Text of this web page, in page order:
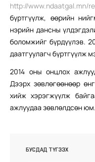
http://www.ndaatgal.mn/
бүртгүүлж, өөрийн
нэрийн дансны
боломжийг бүрдүүлэв.
даатгуулагч бүртгүүлж
2014 оны онцлох
Дээрх зөвлөгөөнөөр
хийж хэрэгжүүлж
ажлуудаа зөвлөлдсөн юм.
БУСДАД ТҮГЭЭХ